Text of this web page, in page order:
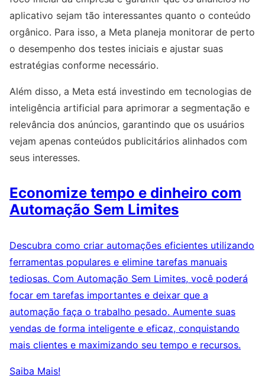
aplicativo sejam tão interessantes quanto o conteúdo
orgânico. Para isso, a Meta planeja monitorar de perto
o desempenho dos testes iniciais e ajustar suas
estratégias conforme necessário.
Além disso, a Meta está investindo em tecnologias de
inteligência artificial para aprimorar a segmentação e
relevância dos anúncios, garantindo que os usuários
vejam apenas conteúdos publicitários alinhados com
seus interesses.
Economize tempo e dinheiro com
Automação Sem Limites
Descubra como criar automações eficientes utilizando
ferramentas populares e elimine tarefas manuais
tediosas. Com Automação Sem Limites, você poderá
focar em tarefas importantes e deixar que a
automação faça o trabalho pesado. Aumente suas
vendas de forma inteligente e eficaz, conquistando
mais clientes e maximizando seu tempo e recursos.
Saiba Mais!